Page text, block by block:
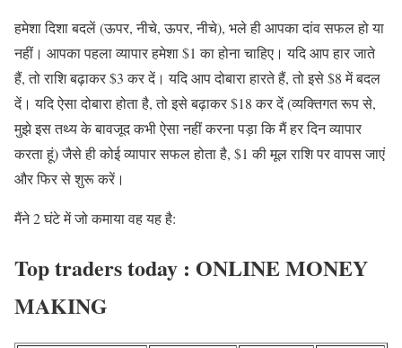
हमेशा दिशा बदलें (ऊपर, नीचे, ऊपर, नीचे), भले ही आपका दांव सफल हो या
नहीं। आपका पहला व्यापार हमेशा $1 का होना चाहिए। यदि आप हार जाते
हैं, तो राशि बढ़ाकर $3 कर दें। यदि आप दोबारा हारते हैं, तो इसे $8 में बदल
दें। यदि ऐसा दोबारा होता है, तो इसे बढ़ाकर $18 कर दें (व्यक्तिगत रूप से,
मुझे इस तथ्य के बावजूद कभी ऐसा नहीं करना पड़ा कि मैं हर दिन व्यापार
करता हूं) जैसे ही कोई व्यापार सफल होता है, $1 की मूल राशि पर वापस जाएं
और फिर से शुरू करें।
मैंने 2 घंटे में जो कमाया वह यह है:
Top traders today : ONLINE MONEY
MAKING